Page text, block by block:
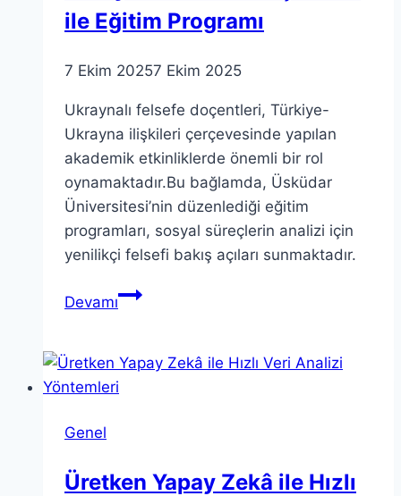
ile Eğitim Programı
7 Ekim 20257 Ekim 2025
Ukraynalı felsefe doçentleri, Türkiye-
Ukrayna ilişkileri çerçevesinde yapılan
akademik etkinliklerde önemli bir rol
oynamaktadır.Bu bağlamda, Üsküdar
Üniversitesi’nin düzenlediği eğitim
programları, sosyal süreçlerin analizi için
yenilikçi felsefi bakış açıları sunmaktadır.
DevamıUkraynalı
ile
Eğitim
Genel
Üretken Yapay Zekâ ile Hızlı